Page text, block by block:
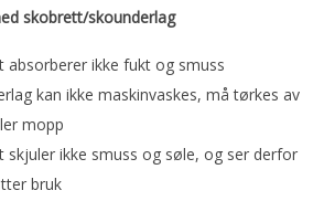
skobrett/skounderlag
absorberer ikke fukt og smuss
kan ikke maskinvaskes, må tørkes av
mopp
skjuler ikke smuss og søle, og ser derfor
bruk